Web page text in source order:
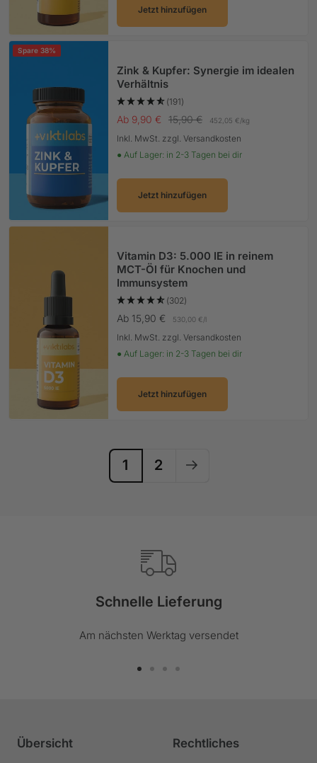
Jetzt hinzufügen
Spare 38%
Zink & Kupfer: Synergie im idealen
Verhältnis
(191)
Angebotspreis
Ab 9,90 € Regulärer Preis
15,90 € 452,05 €/kg
Inkl. MwSt. zzgl. Versandkosten
● Auf Lager: in 2-3 Tagen bei dir
Jetzt hinzufügen
Vitamin D3: 5.000 IE in reinem
MCT-Öl für Knochen und
Immunsystem
(302)
Angebotspreis
Ab 15,90 € 530,00 €/l
Inkl. MwSt. zzgl. Versandkosten
● Auf Lager: in 2-3 Tagen bei dir
Jetzt hinzufügen
1 2
Schnelle Lieferung
Am nächsten Werktag versendet
Übersicht Rechtliches